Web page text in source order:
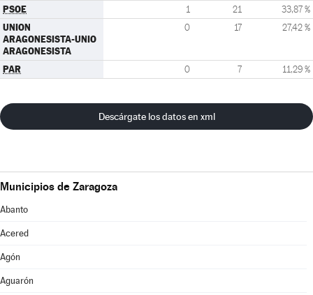
PSOE 1 21 33,87 %
UNION
ARAGONESISTA-UNIO
ARAGONESISTA
0 17 27,42 %
PAR 0 7 11,29 %
Descárgate los datos en xml
Municipios de Zaragoza
Abanto
Acered
Agón
Aguarón